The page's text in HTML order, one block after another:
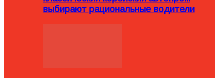
выбирают рациональные водители